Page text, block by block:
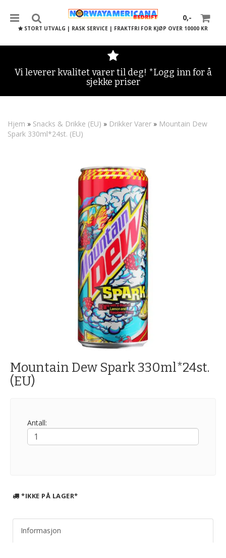
0,-
STORT UTVALG | RASK SERVICE | FRAKTFRI FOR KJØP OVER 10000 KR
Vi leverer kvalitet varer til deg! *Logg inn for å
sjekke priser
Hjem » Snacks & Drikke (EU) » Drikker Varer » Mountain Dew
Spark 330ml*24st. (EU)
Mountain Dew Spark 330ml*24st.
(EU)
Antall:
*IKKE PÅ LAGER*
Informasjon